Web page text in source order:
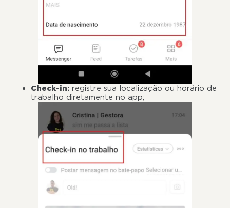
Check-in: registre sua localização ou horário de
trabalho diretamente no app;